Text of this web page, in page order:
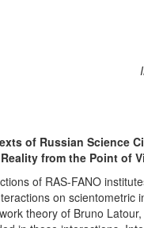
of Russian Science
from the Point of
of RAS-FANO
on scientometric
theory of Bruno